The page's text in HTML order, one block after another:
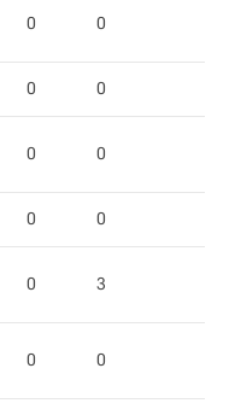
0 0
0 0
0 0
0 0
0 3
0 0